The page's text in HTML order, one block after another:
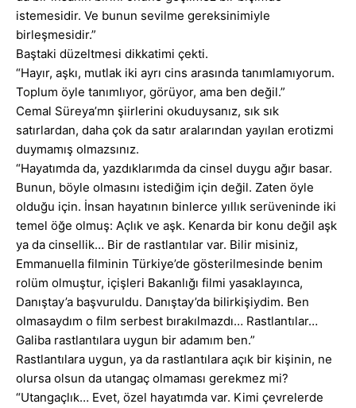
istemesidir. Ve bunun sevilme gereksinimiyle
birleşmesidir.”
Baştaki düzeltmesi dikkatimi çekti.
“Hayır, aşkı, mutlak iki ayrı cins arasında tanımlamıyorum.
Toplum öyle tanımlıyor, görüyor, ama ben değil.”
Cemal Süreya’mn şiirlerini okuduysanız, sık sık
satırlardan, daha çok da satır aralarından yayılan erotizmi
duymamış olmazsınız.
“Hayatımda da, yazdıklarımda da cinsel duygu ağır basar.
Bunun, böyle olmasını istediğim için değil. Zaten öyle
olduğu için. İnsan hayatının binlerce yıllık serüveninde iki
temel öğe olmuş: Açlık ve aşk. Kenarda bir konu değil aşk
ya da cinsellik… Bir de rastlantılar var. Bilir misiniz,
Emmanuella filminin Türkiye’de gösterilmesinde benim
rolüm olmuştur, içişleri Bakanlığı filmi yasaklayınca,
Danıştay’a başvuruldu. Danıştay’da bilirkişiydim. Ben
olmasaydım o film serbest bırakılmazdı… Rastlantılar…
Galiba rastlantılara uygun bir adamım ben.”
Rastlantılara uygun, ya da rastlantılara açık bir kişinin, ne
olursa olsun da utangaç olmaması gerekmez mi?
“Utangaçlık… Evet, özel hayatımda var. Kimi çevrelerde